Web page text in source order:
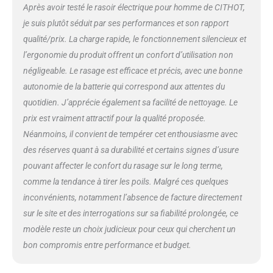
humide pour réduire l’irritation ;
Vous pouvez également profiter
d’un rasage rafraîchissant sous
la douche, il suffit de rincer le
après utilisation Tondeuse de
Précision: Le rasoir à 3 têtes
équipé d'une tondeuse
escamotable, il peut couper avec
favoris et d'autres parties;
Comprend également une
brosse, un couvercle de
protection, un adaptateur et des
instructions
Après avoir testé le rasoir électrique pour homme de CITHOT,
je suis plutôt séduit par ses performances et son rapport
qualité/prix. La charge rapide, le fonctionnement silencieux et
l’ergonomie du produit offrent un confort d’utilisation non
négligeable. Le rasage est efficace et précis, avec une bonne
autonomie de la batterie qui correspond aux attentes du
quotidien. J’apprécie également sa facilité de nettoyage. Le
prix est vraiment attractif pour la qualité proposée.
Néanmoins, il convient de tempérer cet enthousiasme avec
des réserves quant à sa durabilité et certains signes d’usure
pouvant affecter le confort du rasage sur le long terme,
comme la tendance à tirer les poils. Malgré ces quelques
inconvénients, notamment l’absence de facture directement
sur le site et des interrogations sur sa fiabilité prolongée, ce
modèle reste un choix judicieux pour ceux qui cherchent un
bon compromis entre performance et budget.